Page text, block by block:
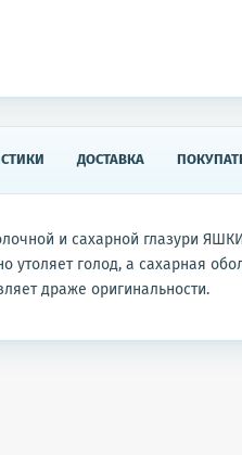
ДОСТАВКА
и сахарной глазури
утоляет голод, а сахарная
драже оригинальности.